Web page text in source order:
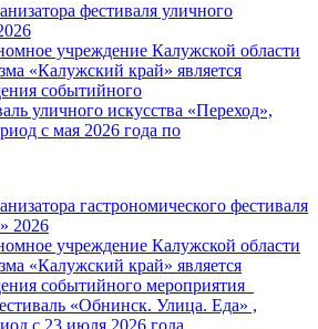
фестиваля уличного
учреждение Калужской области
«Калужский край» является
событийного
уличного искусства «Переход»,
с мая 2026 года по
гастрономического фестиваля
2026
учреждение Калужской области
«Калужский край» является
событийного мероприятия
«Обнинск. Улица. Еда» ,
с 23 июля 2026 года